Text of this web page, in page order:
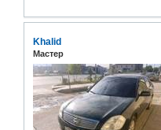
Khalid
Мастер